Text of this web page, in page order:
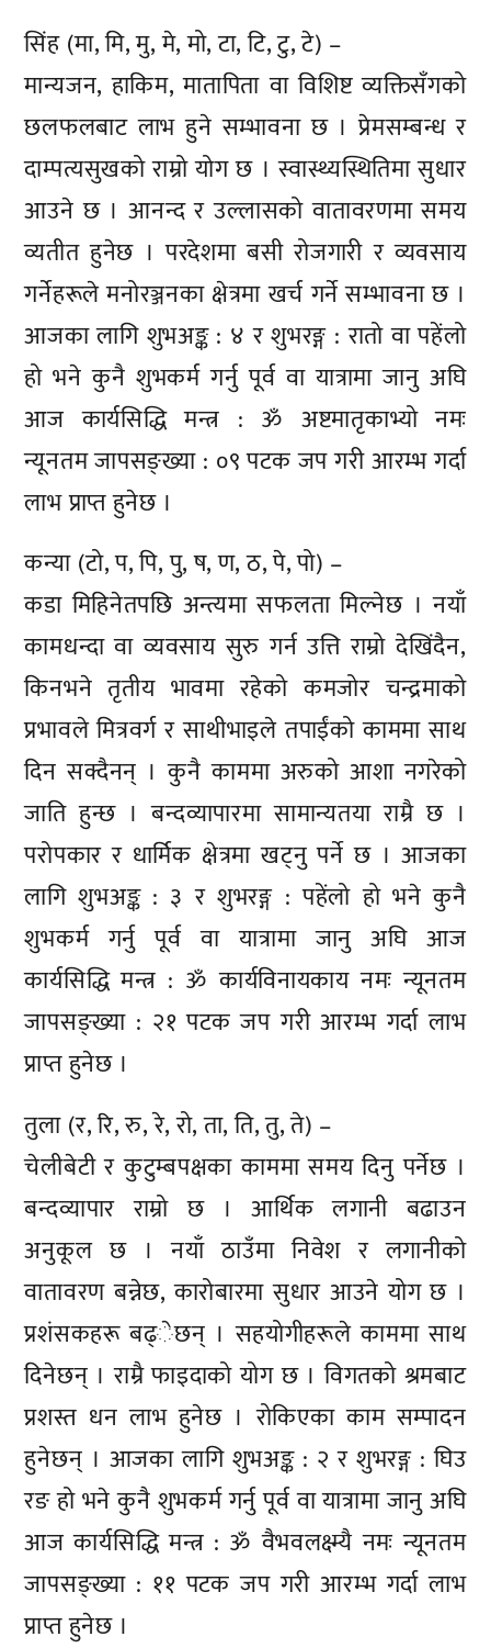
सिंह (मा, मि, मु, मे, मो, टा, टि, टु, टे) –
मान्यजन, हाकिम, मातापिता वा विशिष्ट व्यक्तिसँगको
छलफलबाट लाभ हुने सम्भावना छ । प्रेमसम्बन्ध र
दाम्पत्यसुखको राम्रो योग छ । स्वास्थ्यस्थितिमा सुधार
आउने छ । आनन्द र उल्लासको वातावरणमा समय
व्यतीत हुनेछ । परदेशमा बसी रोजगारी र व्यवसाय
गर्नेहरूले मनोरञ्जनका क्षेत्रमा खर्च गर्ने सम्भावना छ ।
आजका लागि शुभअङ्क : ४ र शुभरङ्ग : रातो वा पहेंलो
हो भने कुनै शुभकर्म गर्नु पूर्व वा यात्रामा जानु अघि
आज कार्यसिद्धि मन्त्र : ॐ अष्टमातृकाभ्यो नमः
न्यूनतम जापसङ्ख्या : ०९ पटक जप गरी आरम्भ गर्दा
लाभ प्राप्त हुनेछ ।
कन्या (टो, प, पि, पु, ष, ण, ठ, पे, पो) –
कडा मिहिनेतपछि अन्त्यमा सफलता मिल्नेछ । नयाँ
कामधन्दा वा व्यवसाय सुरु गर्न उत्ति राम्रो देखिंदैन,
किनभने तृतीय भावमा रहेको कमजोर चन्द्रमाको
प्रभावले मित्रवर्ग र साथीभाइले तपाईंको काममा साथ
दिन सक्दैनन् । कुनै काममा अरुको आशा नगरेको
जाति हुन्छ । बन्दव्यापारमा सामान्यतया राम्रै छ ।
परोपकार र धार्मिक क्षेत्रमा खट्नु पर्ने छ । आजका
लागि शुभअङ्क : ३ र शुभरङ्ग : पहेंलो हो भने कुनै
शुभकर्म गर्नु पूर्व वा यात्रामा जानु अघि आज
कार्यसिद्धि मन्त्र : ॐ कार्यविनायकाय नमः न्यूनतम
जापसङ्ख्या : २१ पटक जप गरी आरम्भ गर्दा लाभ
प्राप्त हुनेछ ।
तुला (र, रि, रु, रे, रो, ता, ति, तु, ते) –
चेलीबेटी र कुटुम्बपक्षका काममा समय दिनु पर्नेछ ।
बन्दव्यापार राम्रो छ । आर्थिक लगानी बढाउन
अनुकूल छ । नयाँ ठाउँमा निवेश र लगानीको
वातावरण बन्नेछ, कारोबारमा सुधार आउने योग छ ।
प्रशंसकहरू बढ्ेछन् । सहयोगीहरूले काममा साथ
दिनेछन् । राम्रै फाइदाको योग छ । विगतको श्रमबाट
प्रशस्त धन लाभ हुनेछ । रोकिएका काम सम्पादन
हुनेछन् । आजका लागि शुभअङ्क : २ र शुभरङ्ग : घिउ
रङ हो भने कुनै शुभकर्म गर्नु पूर्व वा यात्रामा जानु अघि
आज कार्यसिद्धि मन्त्र : ॐ वैभवलक्ष्म्यै नमः न्यूनतम
जापसङ्ख्या : ११ पटक जप गरी आरम्भ गर्दा लाभ
प्राप्त हुनेछ ।